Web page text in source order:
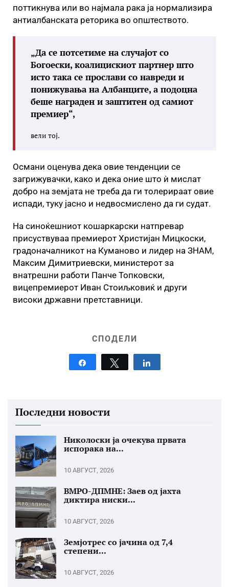
поттикнува или во најмала рака ја нормализира
антиалбанската реторика во општеството.
„Да се потсетиме на случајот со
Богоески, коалицискиот партнер што
исто така се прослави со навреди и
понижувања на Албанците, а подоцна
беше награден и заштитен од самиот
премиер“,
вели тој.
Османи оценува дека овие тенденции се
загрижувачки, како и дека оние што ѝ мислат
добро на земјата не треба да ги толерираат овие
испади, туку јасно и недвосмислено да ги судат.
На синоќешниот кошаркарски натпревар
присуствуваа премиерот Христијан Мицкоски,
градоначалникот на Куманово и лидер на ЗНАМ,
Максим Димитриевски, министерот за
внатрешни работи Панче Топковски,
вицепремиерот Иван Стоиљковиќ и други
високи државни претставници.
СПОДЕЛИ
Tweet
Последни новости
Николоски ја очекува првата
испорака на...
10 АВГУСТ, 2026
ВМРО-ДПМНЕ: Заев од јахта
диктира ниски...
10 АВГУСТ, 2026
Земјотрес со јачина од 7,4
степени...
10 АВГУСТ, 2026